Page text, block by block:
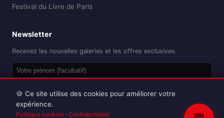
Festival du Livre de Paris
Newsletter
Recevez les nouvelles galeries et les offres exclusives.
🍪 Ce site utilise des cookies pour améliorer votre
expérience.
Politique cookies · Confidentialité